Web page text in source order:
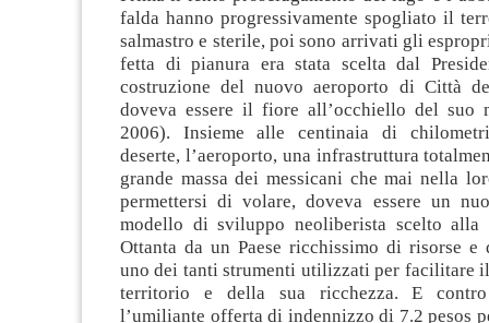
falda hanno progressivamente spogliato il
salmastro e sterile, poi sono arrivati gli
fetta di pianura era stata scelta dal
costruzione del nuovo aeroporto di Città
doveva essere il fiore all’occhiello del suo
2006). Insieme alle centinaia di
deserte, l’aeroporto, una infrastruttura
grande massa dei messicani che mai nella
permettersi di volare, doveva essere un
modello di sviluppo neoliberista scelto
Ottanta da un Paese ricchissimo di risorse
uno dei tanti strumenti utilizzati per facilitare
territorio e della sua ricchezza. E
l’umiliante offerta di indennizzo di 7.2 pesos